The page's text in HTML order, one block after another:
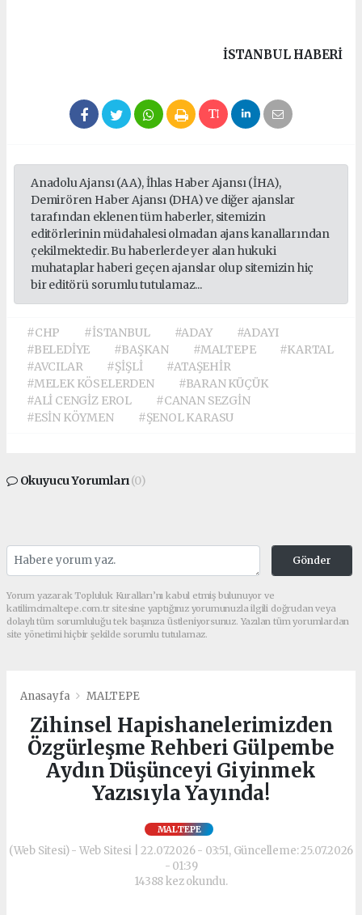
İSTANBUL HABERİ
Anadolu Ajansı (AA), İhlas Haber Ajansı (İHA),
Demirören Haber Ajansı (DHA) ve diğer ajanslar
tarafından eklenen tüm haberler, sitemizin
editörlerinin müdahalesi olmadan ajans kanallarından
çekilmektedir. Bu haberlerde yer alan hukuki
muhataplar haberi geçen ajanslar olup sitemizin hiç
bir editörü sorumlu tutulamaz...
#CHP #İSTANBUL #ADAY
#ADAYI
#BELEDİYE
#BAŞKAN #MALTEPE
#KARTAL
#AVCILAR
#ŞİŞLİ
#ATAŞEHİR
#MELEK KÖSELERDEN
#BARAN KÜÇÜK
#ALİ CENGİZ EROL
#CANAN SEZGİN
#ESİN KÖYMEN
#ŞENOL KARASU
Okuyucu Yorumları(0)
Gönder
Yorum yazarak Topluluk Kuralları’nı kabul etmiş bulunuyor ve
katilimcimaltepe.com.tr sitesine yaptığınız yorumunuzla ilgili doğrudan veya
dolaylı tüm sorumluluğu tek başınıza üstleniyorsunuz. Yazılan tüm yorumlardan
site yönetimi hiçbir şekilde sorumlu tutulamaz.
Anasayfa MALTEPE
Zihinsel Hapishanelerimizden
Özgürleşme Rehberi Gülpembe
Aydın Düşünceyi Giyinmek
Yazısıyla Yayında!
MALTEPE
(Web Sitesi) - Web Sitesi | 22.07.2026 - 03:51, Güncelleme: 25.07.2026
- 01:39
14388 kez okundu.